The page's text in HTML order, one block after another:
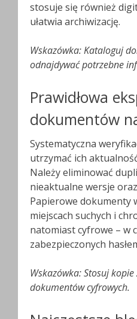
stosuje się również
ułatwia archiwizację.
Wskazówka: Kataloguj
odnajdywać potrzebne
Prawidłowa
dokumentów
Systematyczna
utrzymać ich
Należy eliminować
nieaktualne wersje
Papierowe dokumenty
miejscach suchych i
natomiast cyfrowe – w
zabezpieczonych
Wskazówka: Stosuj
dokumentów cyfrowych.